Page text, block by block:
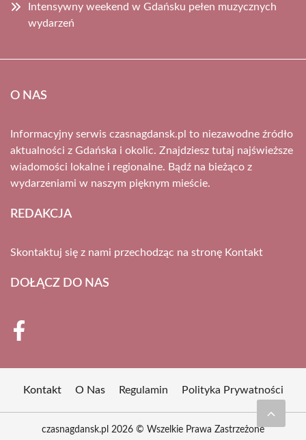
Intensywny weekend w Gdańsku pełen muzycznych
wydarzeń
O NAS
Informacyjny serwis czasnagdansk.pl to niezawodne źródło
aktualności z Gdańska i okolic. Znajdziesz tutaj najświeższe
wiadomości lokalne i regionalne. Bądź na bieżąco z
wydarzeniami w naszym pięknym mieście.
REDAKCJA
Skontaktuj się z nami przechodząc na stronę Kontakt
DOŁĄCZ DO NAS
Kontakt O Nas Regulamin Polityka Prywatności
czasnagdansk.pl 2026 © Wszelkie Prawa Zastrzeżone